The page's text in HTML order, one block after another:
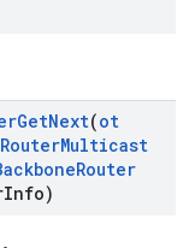
GetNext(ot
RouterMulticast
Router
Info)